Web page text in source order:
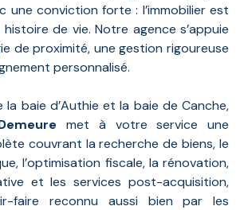
une conviction forte : l’immobilier est
de vie. Notre agence s’appuie
de proximité, une gestion rigoureuse
personnalisé.
la baie d’Authie et la baie de Canche,
met à votre service une
couvrant la recherche de biens, le
l’optimisation fiscale, la rénovation,
et les services post-acquisition,
faire reconnu aussi bien par les